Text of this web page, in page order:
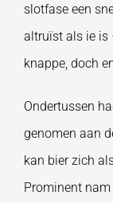
slotfase een
altruïst als ie is
knappe, doch
Ondertussen
genomen aan
kan bier zich
Prominent